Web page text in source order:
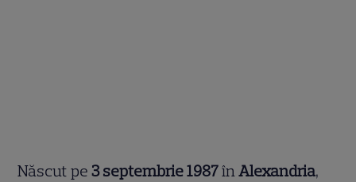
Născut pe3 septembrie 1987înAlexandria,